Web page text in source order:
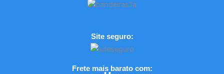
Site seguro:
Frete mais barato com: